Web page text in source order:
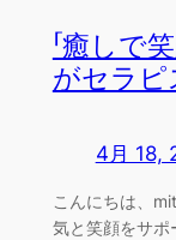
「癒しで
がセラピ
4月 18,
こんにちは、
気と笑顔をサポ